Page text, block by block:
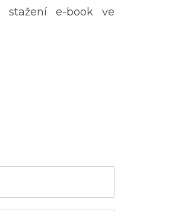
stažení e-book ve